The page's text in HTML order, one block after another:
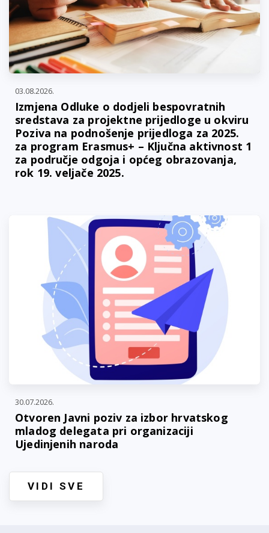
03.08.2026.
Izmjena Odluke o dodjeli bespovratnih
sredstava za projektne prijedloge u okviru
Poziva na podnošenje prijedloga za 2025.
za program Erasmus+ – Ključna aktivnost 1
za područje odgoja i općeg obrazovanja,
rok 19. veljače 2025.
30.07.2026.
Otvoren Javni poziv za izbor hrvatskog
mladog delegata pri organizaciji
Ujedinjenih naroda
VIDI SVE